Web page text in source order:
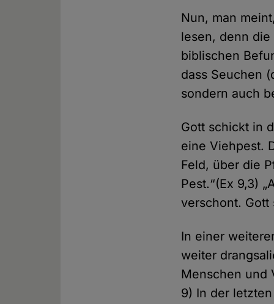
Nun, man
lesen, denn
biblischen
dass Seuchen
sondern auch
Gott schickt in
eine Viehpest.
Feld, über die
Pest.“(Ex 9,3)
verschont. Gott
In einer
weiter
Menschen und
9) In der